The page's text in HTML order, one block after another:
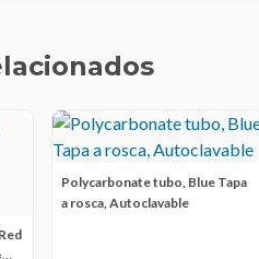
Polycarbonate tubo, Blue Tapa
a rosca, Autoclavable